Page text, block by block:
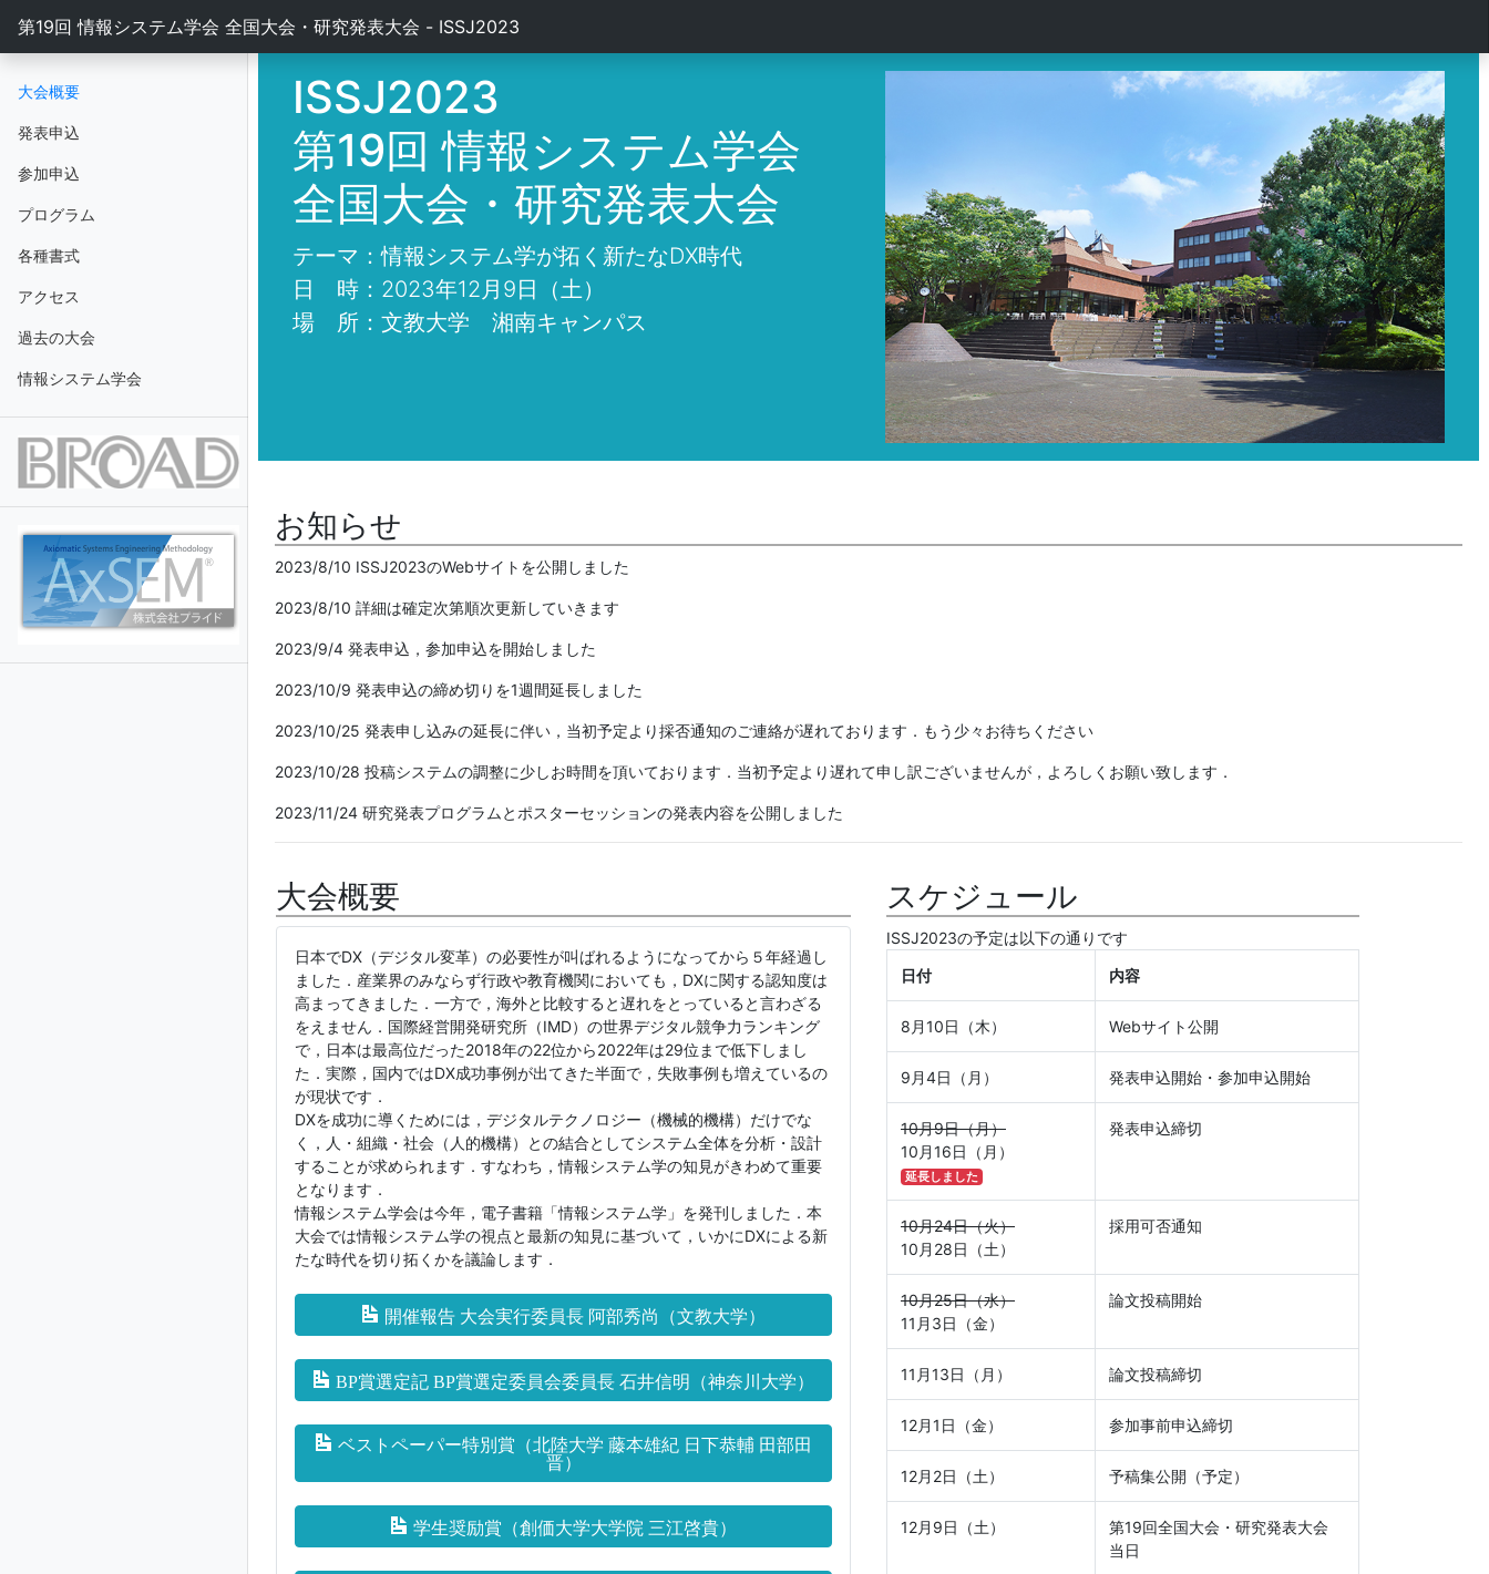
第19回 情報システム学会 全国大会・研究発表大会 - ISSJ2023
大会概要
発表申込
参加申込
プログラム
各種書式
アクセス
過去の大会
情報システム学会
ISSJ2023
第19回 情報システム学会
全国大会・研究発表大会
テーマ：情報システム学が拓く新たなDX時代
日 時：2023年12月9日（土）
場 所：文教大学 湘南キャンパス
お知らせ
2023/8/10 ISSJ2023のWebサイトを公開しました
2023/8/10 詳細は確定次第順次更新していきます
2023/9/4 発表申込，参加申込を開始しました
2023/10/9 発表申込の締め切りを1週間延長しました
2023/10/25 発表申し込みの延長に伴い，当初予定より採否通知のご連絡が遅れております．もう少々お待ちください
2023/10/28 投稿システムの調整に少しお時間を頂いております．当初予定より遅れて申し訳ございませんが，よろしくお願い致します．
2023/11/24 研究発表プログラムとポスターセッションの発表内容を公開しました
大会概要
日本でDX（デジタル変革）の必要性が叫ばれるようになってから５年経過し
ました．産業界のみならず行政や教育機関においても，DXに関する認知度は
高まってきました．一方で，海外と比較すると遅れをとっていると言わざる
をえません．国際経営開発研究所（IMD）の世界デジタル競争力ランキング
で，日本は最高位だった2018年の22位から2022年は29位まで低下しまし
た．実際，国内ではDX成功事例が出てきた半面で，失敗事例も増えているの
が現状です．
DXを成功に導くためには，デジタルテクノロジー（機械的機構）だけでな
く，人・組織・社会（人的機構）との結合としてシステム全体を分析・設計
することが求められます．すなわち，情報システム学の知見がきわめて重要
となります．
情報システム学会は今年，電子書籍「情報システム学」を発刊しました．本
大会では情報システム学の視点と最新の知見に基づいて，いかにDXによる新
たな時代を切り拓くかを議論します．
開催報告 大会実行委員長 阿部秀尚（文教大学）
BP賞選定記 BP賞選定委員会委員長 石井信明（神奈川大学）
ベストペーパー特別賞（北陸大学 藤本雄紀 日下恭輔 田部田
晋）
学生奨励賞（創価大学大学院 三江啓貴）
スケジュール
ISSJ2023の予定は以下の通りです
日付
内容
8月10日（木） Webサイト公開
9月4日（月） 発表申込開始・参加申込開始
10月9日（月）
10月16日（月）
延長しました
発表申込締切
10月24日（火）
10月28日（土）
採用可否通知
10月25日（水）
11月3日（金）
論文投稿開始
11月13日（月） 論文投稿締切
12月1日（金） 参加事前申込締切
12月2日（土） 予稿集公開（予定）
12月9日（土）
第19回全国大会・研究発表大会
当日